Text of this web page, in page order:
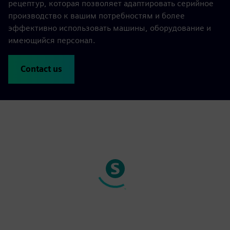
рецептур, которая позволяет адаптировать серийное
производство к вашим потребностям и более
эффективно использовать машины, оборудование и
имеющийся персонал.
Contact us